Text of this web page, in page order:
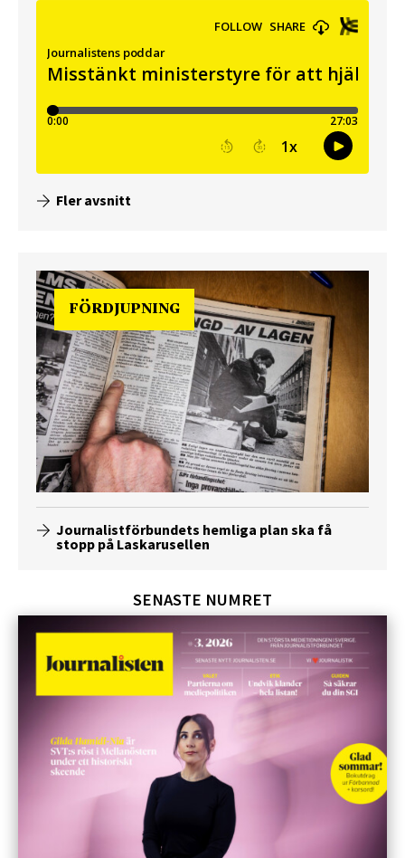
Fler avsnitt
FÖRDJUPNING
Journalistförbundets hemliga plan ska få
stopp på Laskarusellen
SENASTE NUMRET